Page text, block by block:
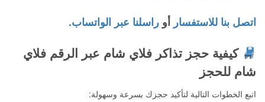
اتصل بنا للاستفسار أو راسلنا عبر الواتساب.
كيفية حجز تذاكر فلاي شام عبر الرقم فلاي
شام للحجز
اتبع الخطوات التالية لتأكيد حجزك بسرعة وسهولة: